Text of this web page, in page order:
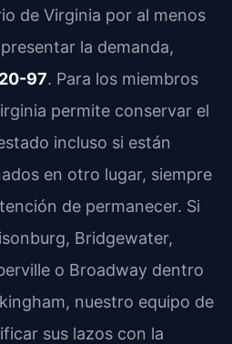
de Virginia por al menos
la demanda,
97. Para los miembros
permite conservar el
incluso si están
en otro lugar, siempre
de permanecer. Si
Bridgewater,
o Broadway dentro
nuestro equipo de
sus lazos con la